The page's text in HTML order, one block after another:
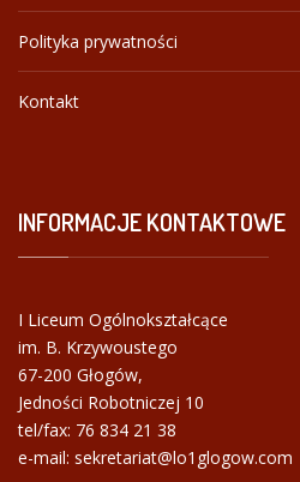
Polityka prywatności
Kontakt
INFORMACJEKONTAKTOWE
I Liceum Ogólnokształcące
im. B. Krzywoustego
67-200 Głogów,
Jedności Robotniczej 10
tel/fax: 76 834 21 38
e-mail: sekretariat@lo1glogow.com